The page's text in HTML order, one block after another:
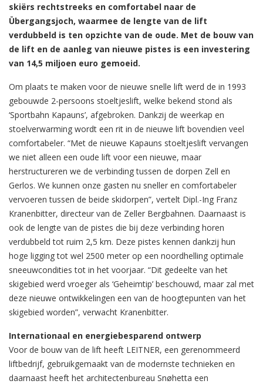
skiërs rechtstreeks en comfortabel naar de
Übergangsjoch, waarmee de lengte van de lift
verdubbeld is ten opzichte van de oude. Met de bouw van
de lift en de aanleg van nieuwe pistes is een investering
van 14,5 miljoen euro gemoeid.
Om plaats te maken voor de nieuwe snelle lift werd de in 1993
gebouwde 2-persoons stoeltjeslift, welke bekend stond als
‘Sportbahn Kapauns’, afgebroken. Dankzij de weerkap en
stoelverwarming wordt een rit in de nieuwe lift bovendien veel
comfortabeler. “Met de nieuwe Kapauns stoeltjeslift vervangen
we niet alleen een oude lift voor een nieuwe, maar
herstructureren we de verbinding tussen de dorpen Zell en
Gerlos. We kunnen onze gasten nu sneller en comfortabeler
vervoeren tussen de beide skidorpen”, vertelt Dipl.-Ing Franz
Kranenbitter, directeur van de Zeller Bergbahnen. Daarnaast is
ook de lengte van de pistes die bij deze verbinding horen
verdubbeld tot ruim 2,5 km. Deze pistes kennen dankzij hun
hoge ligging tot wel 2500 meter op een noordhelling optimale
sneeuwcondities tot in het voorjaar. “Dit gedeelte van het
skigebied werd vroeger als ‘Geheimtip’ beschouwd, maar zal met
deze nieuwe ontwikkelingen een van de hoogtepunten van het
skigebied worden”, verwacht Kranenbitter.
Internationaal en energiebesparend ontwerp
Voor de bouw van de lift heeft LEITNER, een gerenommeerd
liftbedrijf, gebruikgemaakt van de modernste technieken en
daarnaast heeft het architectenbureau Snøhetta een